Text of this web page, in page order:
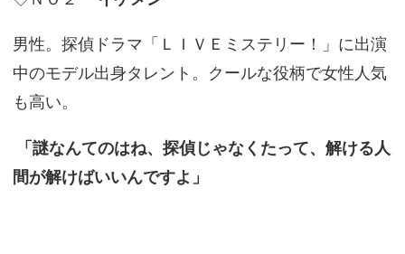
男性。探偵ドラマ「ＬＩＶＥミステリー！」に出演
中のモデル出身タレント。クールな役柄で女性人気
も高い。
「謎なんてのはね、探偵じゃなくたって、解ける人
間が解けばいいんですよ」